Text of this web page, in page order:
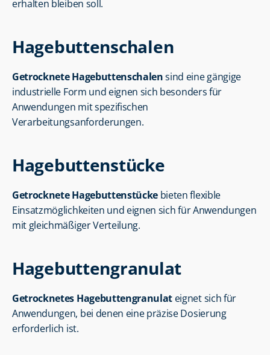
erhalten bleiben soll.
Hagebuttenschalen
Getrocknete Hagebuttenschalen sind eine gängige
industrielle Form und eignen sich besonders für
Anwendungen mit spezifischen
Verarbeitungsanforderungen.
Hagebuttenstücke
Getrocknete Hagebuttenstücke bieten flexible
Einsatzmöglichkeiten und eignen sich für Anwendungen
mit gleichmäßiger Verteilung.
Hagebuttengranulat
Getrocknetes Hagebuttengranulat eignet sich für
Anwendungen, bei denen eine präzise Dosierung
erforderlich ist.